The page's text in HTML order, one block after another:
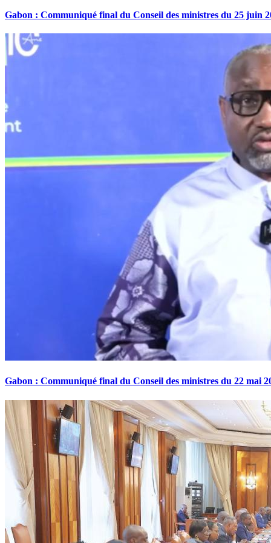
Gabon : Communiqué final du Conseil des ministres du 25 juin
Gabon : Communiqué final du Conseil des ministres du 22 mai